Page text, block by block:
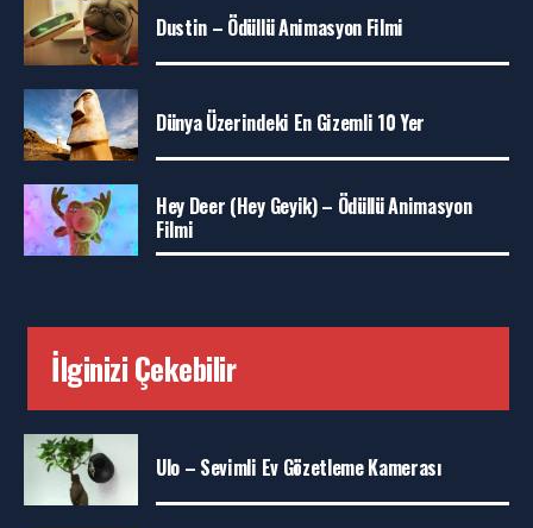
Dustin – Ödüllü Animasyon Filmi
Dünya Üzerindeki En Gizemli 10 Yer
Hey Deer (Hey Geyik) – Ödüllü Animasyon
Filmi
İlginizi Çekebilir
Ulo – Sevimli Ev Gözetleme Kamerası